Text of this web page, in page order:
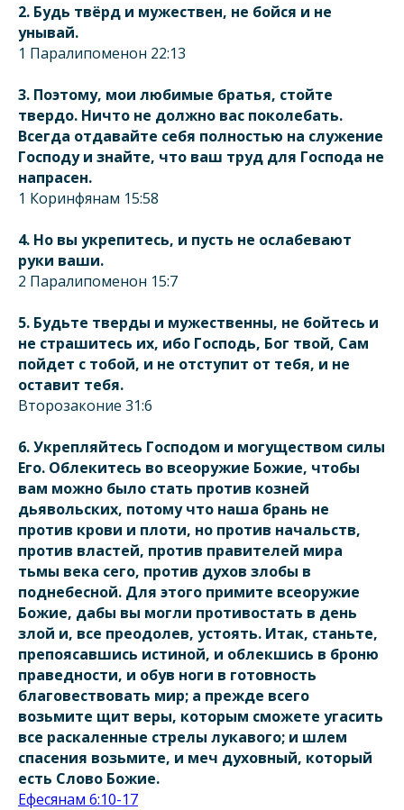
2. Будь твёрд и мужествен, не бойся и не
унывай.
1 Паралипоменон 22:13
3. Поэтому, мои любимые братья, стойте
твердо. Ничто не должно вас поколебать.
Всегда отдавайте себя полностью на служение
Господу и знайте, что ваш труд для Господа не
напрасен.
1 Коринфянам 15:58
4. Но вы укрепитесь, и пусть не ослабевают
руки ваши.
2 Паралипоменон 15:7
5. Будьте тверды и мужественны, не бойтесь и
не страшитесь их, ибо Господь, Бог твой, Сам
пойдет с тобой, и не отступит от тебя, и не
оставит тебя.
Второзаконие 31:6
6. Укрепляйтесь Господом и могуществом силы
Его. Облекитесь во всеоружие Божие, чтобы
вам можно было стать против козней
дьявольских, потому что наша брань не
против крови и плоти, но против начальств,
против властей, против правителей мира
тьмы века сего, против духов злобы в
поднебесной. Для этого примите всеоружие
Божие, дабы вы могли противостать в день
злой и, все преодолев, устоять. Итак, станьте,
препоясавшись истиной, и облекшись в броню
праведности, и обув ноги в готовность
благовествовать мир; а прежде всего
возьмите щит веры, которым сможете угасить
все раскаленные стрелы лукавого; и шлем
спасения возьмите, и меч духовный, который
есть Слово Божие.
Ефесянам 6:10-17